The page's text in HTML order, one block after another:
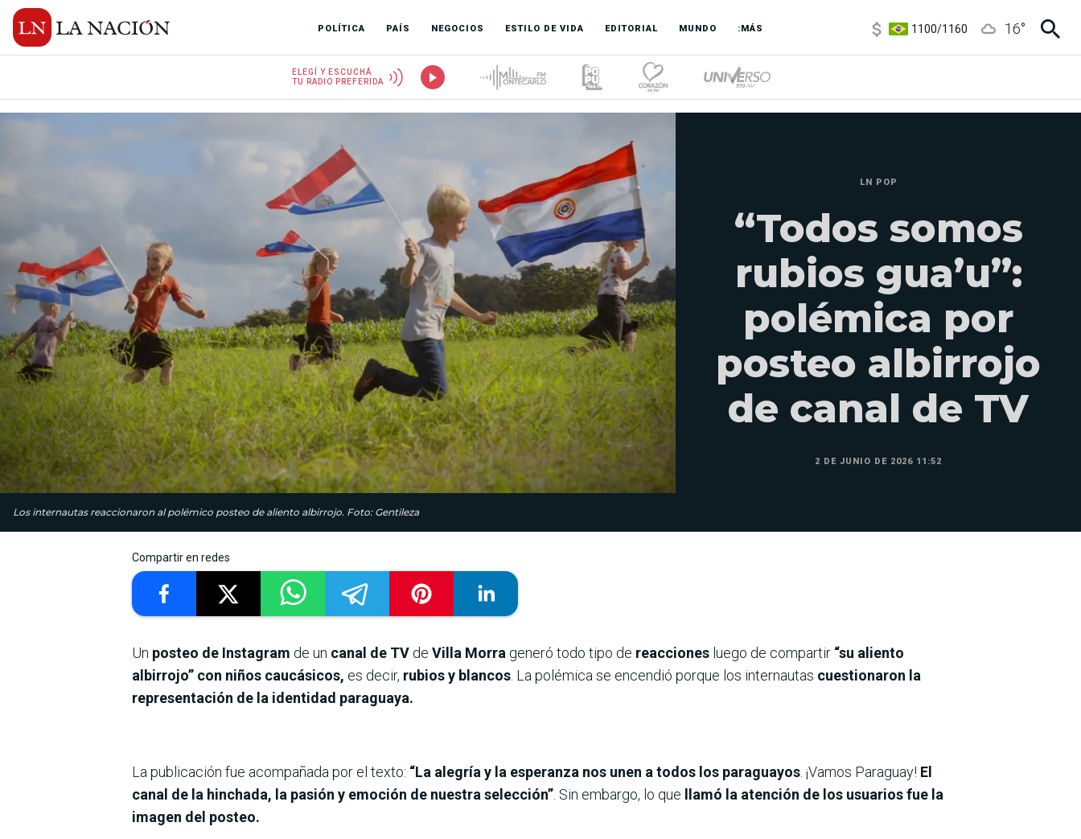
POLÍTICA PAÍS NEGOCIOS ESTILO DE VIDA EDITORIAL MUNDO :MÁS
3,8/4
16°
ELEGÍ Y ESCUCHÁ
TU RADIO PREFERIDA
Los internautas reaccionaron al polémico posteo de aliento albirrojo. Foto: Gentileza
LN POP
“Todos somos
rubios gua’u”:
polémica por
posteo albirrojo
de canal de TV
2 DE JUNIO DE 2026 11:52
Compartir en redes
Un posteo de Instagram de un canal de TV de Villa Morra generó todo tipo de reacciones luego de compartir “su aliento
albirrojo” con niños caucásicos, es decir, rubios y blancos . La polémica se encendió porque los internautas cuestionaron la
representación de la identidad paraguaya.
La publicación fue acompañada por el texto: “La alegría y la esperanza nos unen a todos los paraguayos . ¡Vamos Paraguay! El
canal de la hinchada, la pasión y emoción de nuestra selección” . Sin embargo, lo que llamó la atención de los usuarios fue la
imagen del posteo.